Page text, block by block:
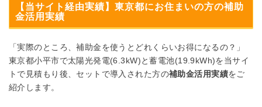
【当サイト経由実績】東京都にお住まいの方の補助
金活用実績
「実際のところ、補助金を使うとどれくらいお得になるの？」
東京都小平市で太陽光発電(6.3kW)と蓄電池(19.9kWh)を当サイ
トで見積もり後、セットで導入された方の補助金活用実績をご
紹介します。